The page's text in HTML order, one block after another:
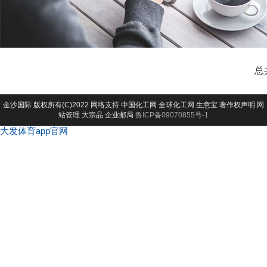
总
金沙国际 版权所有(C)2022 网络支持 中国化工网 全球化工网 生意宝 著作权声明 网
站管理 大宗品 企业邮局 鲁ICP备09070855号-1
大发体育app官网